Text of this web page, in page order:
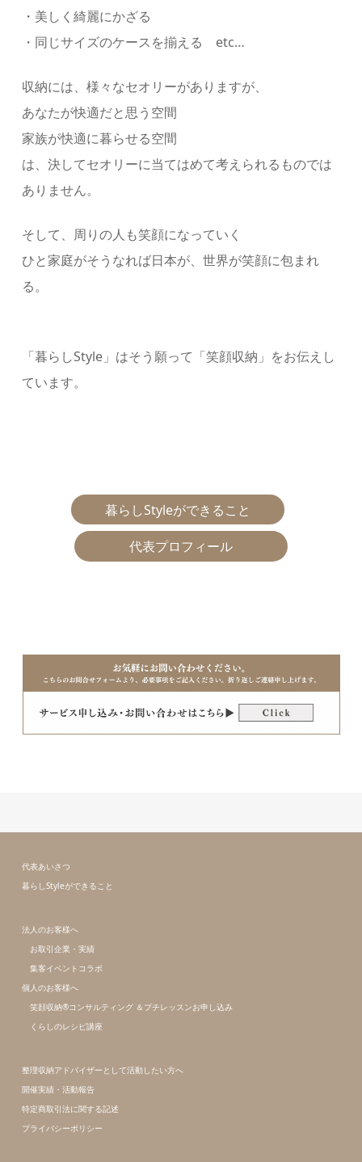
・美しく綺麗にかざる
・同じサイズのケースを揃える etc…
収納には、様々なセオリーがありますが、
あなたが快適だと思う空間
家族が快適に暮らせる空間
は、決してセオリーに当てはめて考えられるものでは
ありません。
そして、周りの⼈も笑顔になっていく
ひと家庭がそうなれば⽇本が、世界が笑顔に包まれ
る。
「暮らしStyle」はそう願って「笑顔収納」をお伝えし
ています。
暮らしStyleができること
代表プロフィール
代表あいさつ
暮らしStyleができること
法人のお客様へ
お取引企業・実績
集客イベントコラボ
個人のお客様へ
笑顔収納®コンサルティング ＆プチレッスンお申し込み
くらしのレシピ講座
整理収納アドバイザーとして活動したい方へ
開催実績・活動報告
特定商取引法に関する記述
プライバシーポリシー